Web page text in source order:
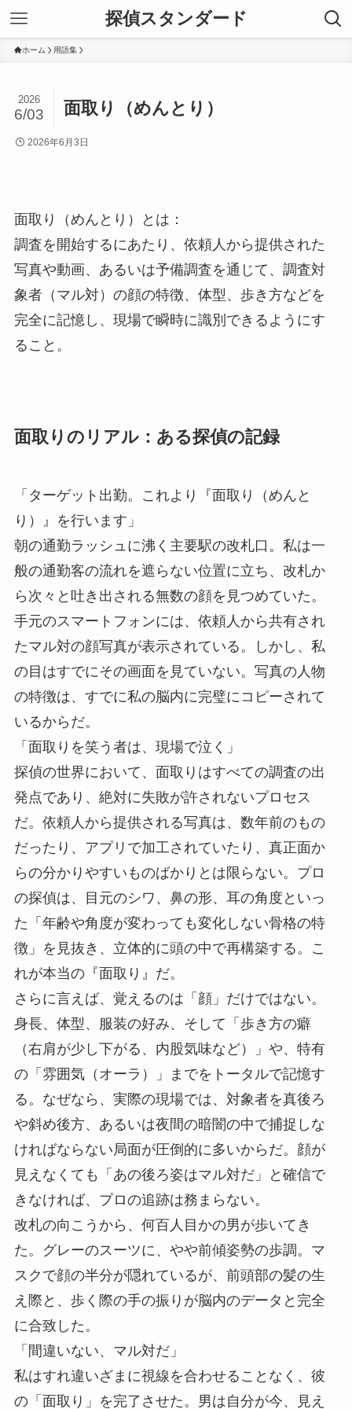
探偵スタンダード
ホーム 用語集
面取り（めんとり）
2026
6/03
2026年6月3日
面取り（めんとり）とは：
調査を開始するにあたり、依頼人から提供された
写真や動画、あるいは予備調査を通じて、調査対
象者（マル対）の顔の特徴、体型、歩き方などを
完全に記憶し、現場で瞬時に識別できるようにす
ること。
面取りのリアル：ある探偵の記録
「ターゲット出勤。これより『面取り（めんと
り）』を行います」
朝の通勤ラッシュに沸く主要駅の改札口。私は一
般の通勤客の流れを遮らない位置に立ち、改札か
ら次々と吐き出される無数の顔を見つめていた。
手元のスマートフォンには、依頼人から共有され
たマル対の顔写真が表示されている。しかし、私
の目はすでにその画面を見ていない。写真の人物
の特徴は、すでに私の脳内に完璧にコピーされて
いるからだ。
「面取りを笑う者は、現場で泣く」
探偵の世界において、面取りはすべての調査の出
発点であり、絶対に失敗が許されないプロセス
だ。依頼人から提供される写真は、数年前のもの
だったり、アプリで加工されていたり、真正面か
らの分かりやすいものばかりとは限らない。プロ
の探偵は、目元のシワ、鼻の形、耳の角度といっ
た「年齢や角度が変わっても変化しない骨格の特
徴」を見抜き、立体的に頭の中で再構築する。こ
れが本当の『面取り』だ。
さらに言えば、覚えるのは「顔」だけではない。
身長、体型、服装の好み、そして「歩き方の癖
（右肩が少し下がる、内股気味など）」や、特有
の「雰囲気（オーラ）」までをトータルで記憶す
る。なぜなら、実際の現場では、対象者を真後ろ
や斜め後方、あるいは夜間の暗闇の中で捕捉しな
ければならない局面が圧倒的に多いからだ。顔が
見えなくても「あの後ろ姿はマル対だ」と確信で
きなければ、プロの追跡は務まらない。
改札の向こうから、何百人目かの男が歩いてき
た。グレーのスーツに、やや前傾姿勢の歩調。マ
スクで顔の半分が隠れているが、前頭部の髪の生
え際と、歩く際の手の振りが脳内のデータと完全
に合致した。
「間違いない、マル対だ」
私はすれ違いざまに視線を合わせることなく、彼
の「面取り」を完了させた。男は自分が今、見え